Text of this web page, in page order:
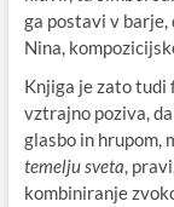
ga postavi v barje,
Nina,
Knjiga je zato tudi
vztrajno poziva,
glasbo in hrupom,
temelju sveta,
kombiniranje